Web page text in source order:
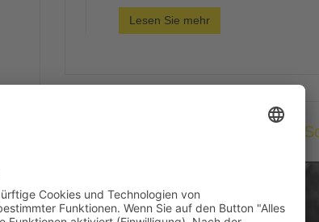
Lesen Sie mehr
Spielbericht: SV Ölkofen - SG